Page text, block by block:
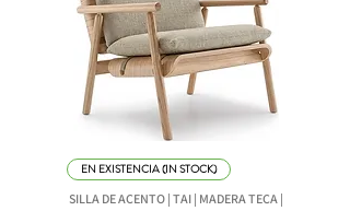
EN EXISTENCIA (IN STOCK)
SILLA DE ACENTO | TAI | MADERA TECA |